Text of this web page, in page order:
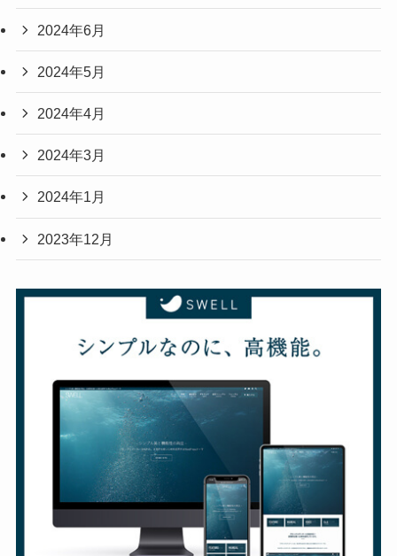
2024年6月
2024年5月
2024年4月
2024年3月
2024年1月
2023年12月